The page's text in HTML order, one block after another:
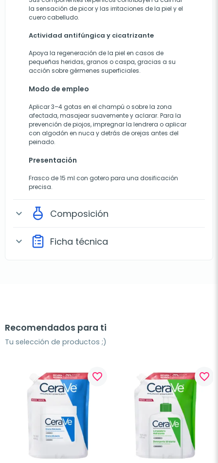
la sensación de picor y las irritaciones de la piel y el
cuero cabelludo.
Actividad antifúngica y cicatrizante
Apoya la regeneración de la piel en casos de
pequeñas heridas, granos o caspa, gracias a su
acción sobre gérmenes superficiales.
Modo de empleo
Aplicar 3–4 gotas en el champú o sobre la zona
afectada, masajear suavemente y aclarar. Para la
prevención de piojos, impregnar la lendrera o aplicar
con algodón en nuca y detrás de orejas antes del
peinado.
Presentación
Frasco de 15 ml con gotero para una dosificación
precisa.
expand_more Composición
expand_more Ficha técnica
Recomendados para ti
Tu selección de productos ;)
favorite_border favorite_border